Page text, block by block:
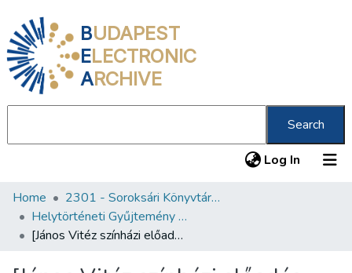
BUDAPEST
ELECTRONIC
ARCHIVE
Search
Log In (current)
Communities & Collections
All of DSpace
Home
2301 - Soroksári Könyvtár Petőfi 200 Emlékkönyvtár
Helytörténeti Gyűjtemény (2301)
[János Vitéz színházi előadás standfotója] [Fénykép]